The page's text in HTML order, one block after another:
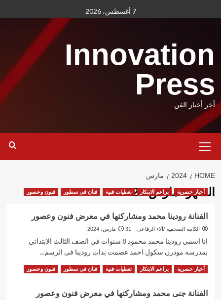
to
7 أغسطس، 2026
Innovation
Press
أخر أخبار الفن
Menu
HOME
2024 مارس
الشهر:مارس 2024أخبار حصرية براعم الابتكار تغطيات فنية فنان في سطور فنون وعصور
الفنانة رودينا محمد ومشاركتها في معرض فنون وعصور
الكاتبة الصحفية /آلاء الرفاعي 31 مارس، 2024
انا اسمي رودينا محمد محمود 8 سنوات فى الصف الثالث الابتدائي
بمدرسه مودرن سكول احمد عصمت بدات رودينا فى الرسم...
Read More
Read
الفنانة
أخبار حصرية براعم الابتكار تغطيات فنية فنان في سطور فنون وعصور
الفنانة جنى محمد ومشاركتها في معرض فنون وعصور